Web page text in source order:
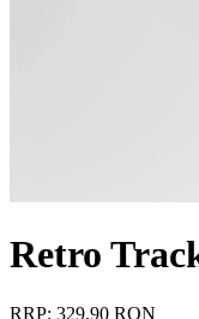
Retro
RRP: 329.90 RON